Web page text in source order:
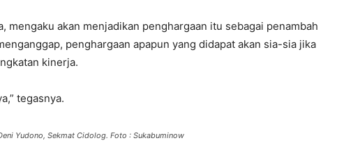
mengaku akan menjadikan penghargaan itu sebagai penambah
penghargaan apapun yang didapat akan sia-sia jika
kinerja.
tegasnya.
Yudono, Sekmat Cidolog. Foto : Sukabuminow